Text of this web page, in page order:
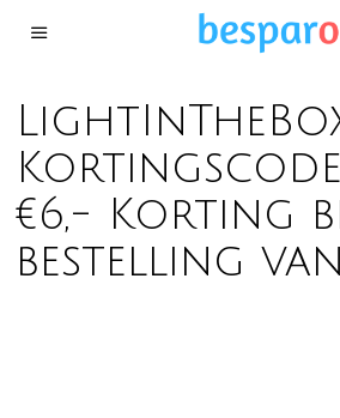
€6,- Korting
bestelling